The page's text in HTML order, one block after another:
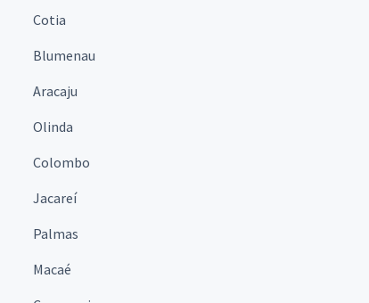
Cotia
Blumenau
Aracaju
Olinda
Colombo
Jacareí
Palmas
Macaé